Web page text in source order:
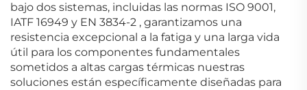
bajo dos sistemas, incluidas las normas ISO 9001,
IATF 16949 y EN 3834-2 , garantizamos una
resistencia excepcional a la fatiga y una larga vida
útil para los componentes fundamentales
sometidos a altas cargas térmicas nuestras
soluciones están específicamente diseñadas para